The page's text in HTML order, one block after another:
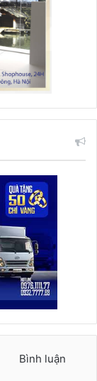
Bình luận